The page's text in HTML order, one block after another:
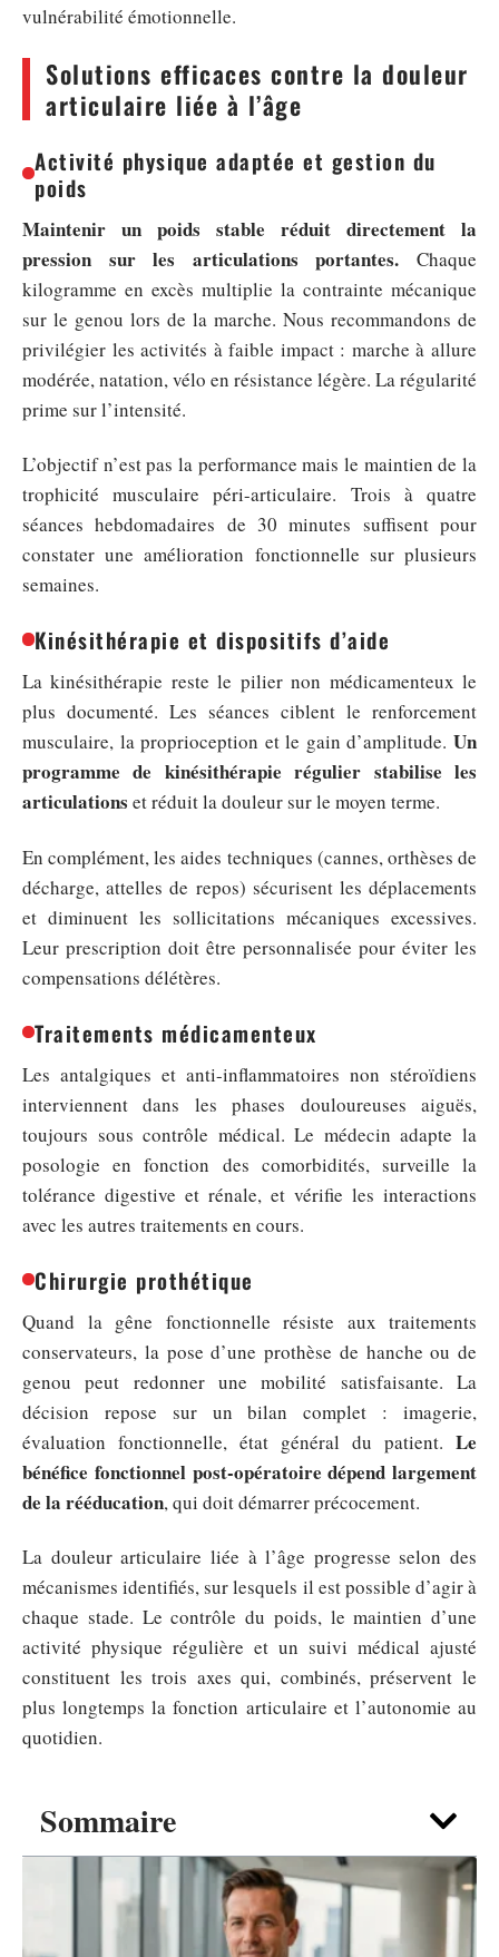
Sommaire
vulnérabilité émotionnelle.
Solutions efficaces contre la douleur
articulaire liée à l’âge
Activité physique adaptée et gestion du
poids
Maintenir un poids stable réduit directement la
pression sur les articulations portantes. Chaque
kilogramme en excès multiplie la contrainte mécanique
sur le genou lors de la marche. Nous recommandons de
privilégier les activités à faible impact : marche à allure
modérée, natation, vélo en résistance légère. La régularité
prime sur l’intensité.
L’objectif n’est pas la performance mais le maintien de la
trophicité musculaire péri-articulaire. Trois à quatre
séances hebdomadaires de 30 minutes suffisent pour
constater une amélioration fonctionnelle sur plusieurs
semaines.
Kinésithérapie et dispositifs d’aide
La kinésithérapie reste le pilier non médicamenteux le
plus documenté. Les séances ciblent le renforcement
musculaire, la proprioception et le gain d’amplitude. Un
programme de kinésithérapie régulier stabilise les
articulations et réduit la douleur sur le moyen terme.
En complément, les aides techniques (cannes, orthèses de
décharge, attelles de repos) sécurisent les déplacements
et diminuent les sollicitations mécaniques excessives.
Leur prescription doit être personnalisée pour éviter les
compensations délétères.
Traitements médicamenteux
Les antalgiques et anti-inflammatoires non stéroïdiens
interviennent dans les phases douloureuses aiguës,
toujours sous contrôle médical. Le médecin adapte la
posologie en fonction des comorbidités, surveille la
tolérance digestive et rénale, et vérifie les interactions
avec les autres traitements en cours.
Chirurgie prothétique
Quand la gêne fonctionnelle résiste aux traitements
conservateurs, la pose d’une prothèse de hanche ou de
genou peut redonner une mobilité satisfaisante. La
décision repose sur un bilan complet : imagerie,
évaluation fonctionnelle, état général du patient. Le
bénéfice fonctionnel post-opératoire dépend largement
de la rééducation, qui doit démarrer précocement.
La douleur articulaire liée à l’âge progresse selon des
mécanismes identifiés, sur lesquels il est possible d’agir à
chaque stade. Le contrôle du poids, le maintien d’une
activité physique régulière et un suivi médical ajusté
constituent les trois axes qui, combinés, préservent le
plus longtemps la fonction articulaire et l’autonomie au
quotidien.